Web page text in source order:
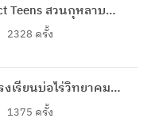
Teens สวนกุหลาบ
รี2328 ครั้ง
เรียนบ่อไร่วิทยาคม
1375 ครั้ง